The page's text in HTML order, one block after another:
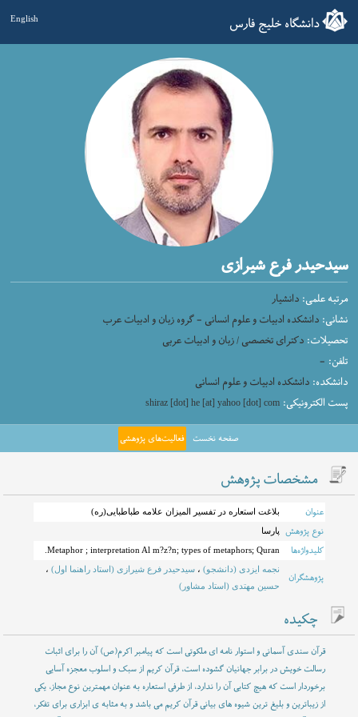
دانشگاه خلیج فارس English
سیدحیدر فرع شیرازی
مرتبه علمی: دانشیار
نشانی: دانشکده ادبیات و علوم انسانی - گروه زبان و ادبیات عرب
تحصیلات: دکترای تخصصی / زبان و ادبیات عربی
تلفن: -
دانشکده: دانشکده ادبیات و علوم انسانی
پست الکترونیکی: shiraz [dot] he [at] yahoo [dot] com
صفحه نخست فعالیت‌های پژوهشی
مشخصات پژوهش
عنوان بلاغت استعاره در تفسیر المیزان علامه طباطبایی(ره)
نوع پژوهش پارسا
کلیدواژه‌ها Metaphor ; interpretation Al m?z?n; types of metaphors; Quran.
پژوهشگران نجمه ایزدی (دانشجو) ،سیدحیدر فرع شیرازی (استاد راهنما اول) ،
حسین مهتدی (استاد مشاور)
چکیده
قرآن سندی آسمانی و استوار نامه ای ملکوتی است که پیامبر اکرم(ص) آن را برای اثبات
رسالت خویش در برابر جهانیان گشوده است، قرآن کریم از سبک و اسلوب معجزه آسایی
برخوردار است که هیچ کتابی آن را ندارد، از طرفی استعاره به عنوان مهمترین نوع مجاز، یکی
از زیباترین و بلیغ ترین شیوه های بیانی قرآن کریم می باشد و به مثابه ی ابزاری برای تفکر،